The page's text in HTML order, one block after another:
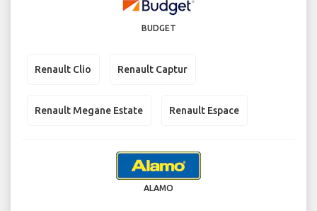
BUDGET
Renault Clio Renault Captur
Renault Megane Estate Renault Espace
ALAMO